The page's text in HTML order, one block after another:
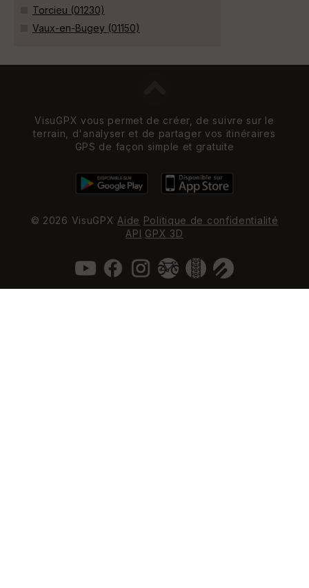
Torcieu (01230)
Vaux-en-Bugey (01150)
VisuGPX vous permet de créer, de suivre sur le
terrain, d'analyser et de partager vos itinéraires
GPS de façon simple et gratuite
© 2026 VisuGPX Aide Politique de confidentialité
API GPX 3D